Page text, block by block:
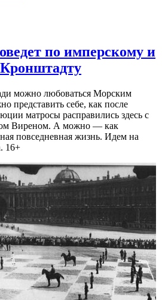
по имперскому и
можно любоваться Морским
представить себе, как после
матросы расправились здесь с
Виреном. А можно — как
повседневная жизнь. Идем на
16+